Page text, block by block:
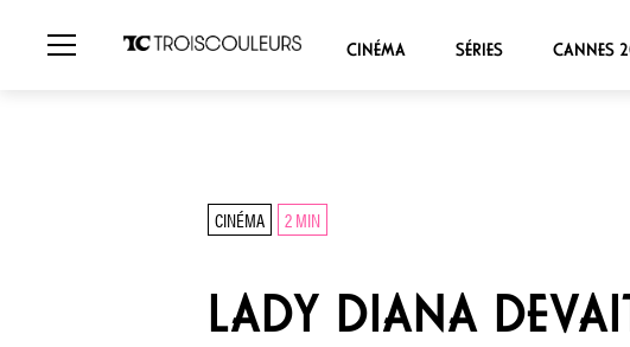
CINÉMA SÉRIES CANNES
CINÉMA 2 MIN
LADY DIANA